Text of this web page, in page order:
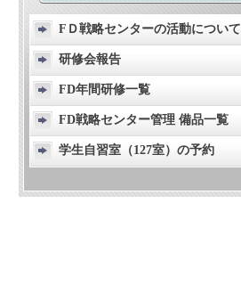
FＤ戦略センターの活動について
研修会報告
FD年間研修一覧
FD戦略センター管理 備品一覧
学生自習室（127室）の予約